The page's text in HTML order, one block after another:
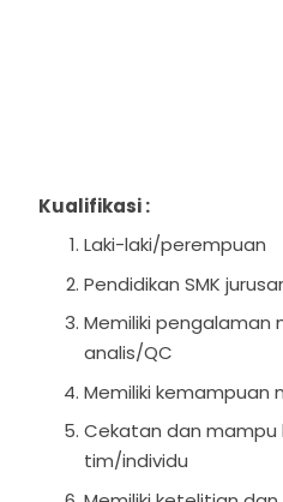
Kualifikasi :
Laki-laki/perempuan
Pendidikan SMK
Memiliki pengalaman
analis/QC
Memiliki kemampuan
Cekatan dan mampu
tim/individu